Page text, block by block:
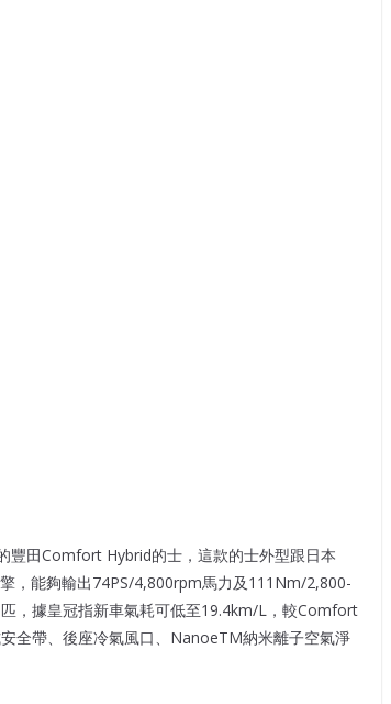
田Comfort Hybrid的士，這款的士外型跟日本
，能夠輸出74PS/4,800rpm馬力及111Nm/2,800-
，據皇冠指新車氣耗可低至19.4km/L，較Comfort
全帶、後座冷氣風口、NanoeTM納米離子空氣淨